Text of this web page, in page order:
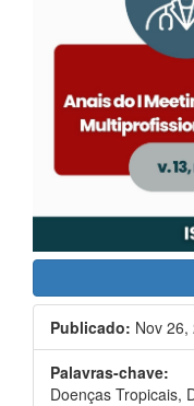
Publicado: Nov 26,
Palavras-chave:
Doenças Tropicais,